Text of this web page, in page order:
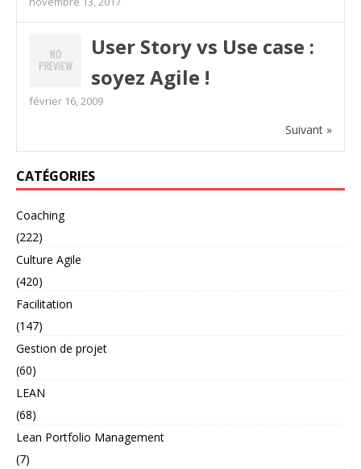
User Story vs Use case :
soyez Agile !
février 16, 2009
Suivant »
CATÉGORIES
Coaching
(222)
Culture Agile
(420)
Facilitation
(147)
Gestion de projet
(60)
LEAN
(68)
Lean Portfolio Management
(7)